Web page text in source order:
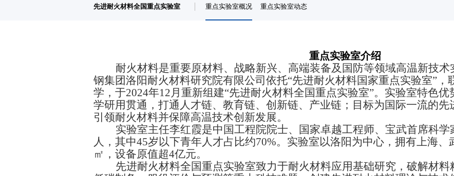
先进耐火材料全国重点实验室 重点实验室概况 重点实验室动态
重点实验室介绍
耐火材料是重要原材料、战略新兴、高端装备及国防等领域高温新技
钢集团洛阳耐火材料研究院有限公司依托“先进耐火材料国家重点实验室”
学，于2024年12月重新组建“先进耐火材料全国重点实验室”。实验室特色
学研用贯通，打通人才链、教育链、创新链、产业链；目标为国际一流的先
引领耐火材料并保障高温技术创新发展。
实验室主任李红霞是中国工程院院士、国家卓越工程师、宝武首席科
人，其中45岁以下青年人才占比约70%。实验室以洛阳为中心，拥有上海
㎡，设备原值超4亿元。
先进耐火材料全国重点实验室致力于耐火材料应用基础研究，破解材料